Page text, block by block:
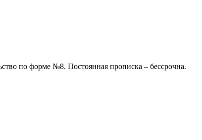
по форме №8. Постоянная прописка – бессрочна.